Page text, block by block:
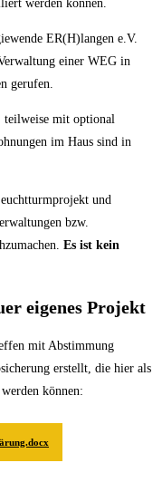
werden können.
ER(H)langen e.V.
einer WEG in
gerufen.
teilweise mit optional
im Haus sind in
und
bzw.
Es ist kein
eigenes Projekt
mit Abstimmung
erstellt, die hier als
können: